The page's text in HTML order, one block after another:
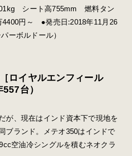
シート高755mm 燃料タン
円～ ●発売日:2018年11月26
ーボルドール）
ロイヤルエンフィール
台）
が、現在はインド資本下で現地を
ブランド。メテオ350はインドで
空油冷シングルを積むネオクラ